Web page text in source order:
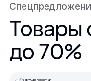
Товары
до 70%